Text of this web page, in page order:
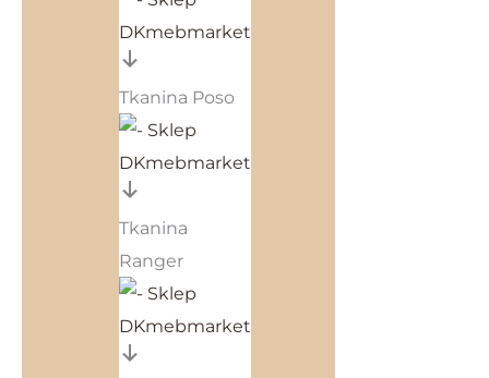
Tkanina Poso
Tkanina
Ranger